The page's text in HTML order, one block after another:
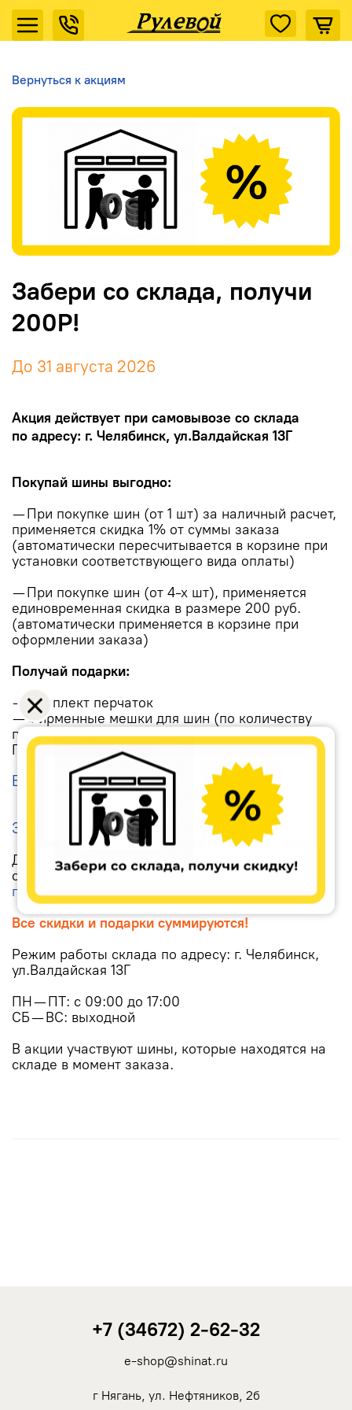
Вернуться к акциям
Забери со склада, получи
200Р!
До 31 августа 2026
Акция действует при самовывозе со склада
по адресу: г. Челябинск, ул.Валдайская 13Г
Покупай шины выгодно:
— При покупке шин (от 1 шт) за наличный расчет,
применяется скидка 1% от суммы заказа
(автоматически пересчитывается в корзине при
установки соответствующего вида оплаты)
— При покупке шин (от 4-х шт), применяется
единовременная скидка в размере 200 руб.
(автоматически применяется в корзине при
оформлении заказа)
Получай подарки:
— Комплект перчаток
— Фирменные мешки для шин (по количеству
приобретаемых шин)
При покупке комплекта шин на сайте
Выбрать шины
Записаться на шиномонтаж
Дополнительные услуги оплачиваются отдельно
согласно действующему
прейскуранту ценв момент обращения.
Все скидки и подарки суммируются!
Режим работы склада по адресу: г. Челябинск,
ул.Валдайская 13Г
ПН — ПТ: с 09:00 до 17:00
СБ — ВС: выходной
В акции участвуют шины, которые находятся на
складе в момент заказа.
+7 (34672) 2-62-32
e-shop@shinat.ru
г Нягань, ул. Нефтяников, 2б